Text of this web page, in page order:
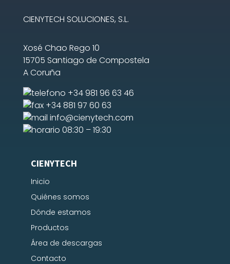
CIENYTECH SOLUCIONES, S.L.
Xosé Chao Rego 10
15705 Santiago de Compostela
A Coruña
+34 981 96 63 46
+34 881 97 60 63
info@cienytech.com
08:30 – 19:30
CIENYTECH
Inicio
Quiénes somos
Dónde estamos
Productos
Área de descargas
Contacto